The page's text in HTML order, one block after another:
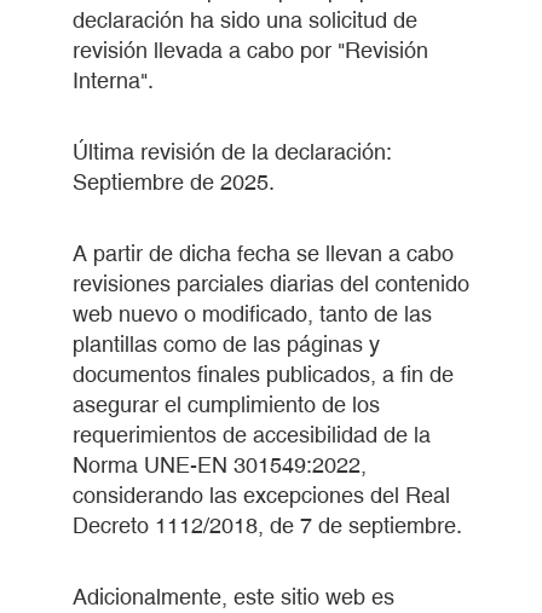
declaración ha sido una solicitud de
revisión llevada a cabo por "Revisión
Interna".
Última revisión de la declaración:
Septiembre de 2025.
A partir de dicha fecha se llevan a cabo
revisiones parciales diarias del contenido
web nuevo o modificado, tanto de las
plantillas como de las páginas y
documentos finales publicados, a fin de
asegurar el cumplimiento de los
requerimientos de accesibilidad de la
Norma UNE-EN 301549:2022,
considerando las excepciones del Real
Decreto 1112/2018, de 7 de septiembre.
Adicionalmente, este sitio web es